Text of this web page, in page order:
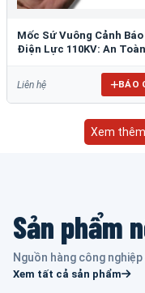
Mốc Sứ Vuông Cảnh Báo
Điện Lực 110KV: An
Liên hệ BÁO
Xem
Sản phẩm
Nguồn hàng công
Xem tất cả sản phẩm